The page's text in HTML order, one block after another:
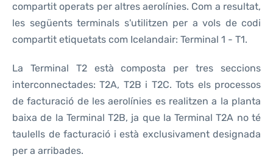
compartit operats per altres aerolínies. Com a resultat,
les següents terminals s'utilitzen per a vols de codi
compartit etiquetats com Icelandair: Terminal 1 - T1.
La Terminal T2 està composta per tres seccions
interconnectades: T2A, T2B i T2C. Tots els processos
de facturació de les aerolínies es realitzen a la planta
baixa de la Terminal T2B, ja que la Terminal T2A no té
taulells de facturació i està exclusivament designada
per a arribades.